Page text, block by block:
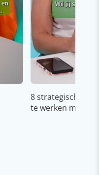
8 strategische
te werken met